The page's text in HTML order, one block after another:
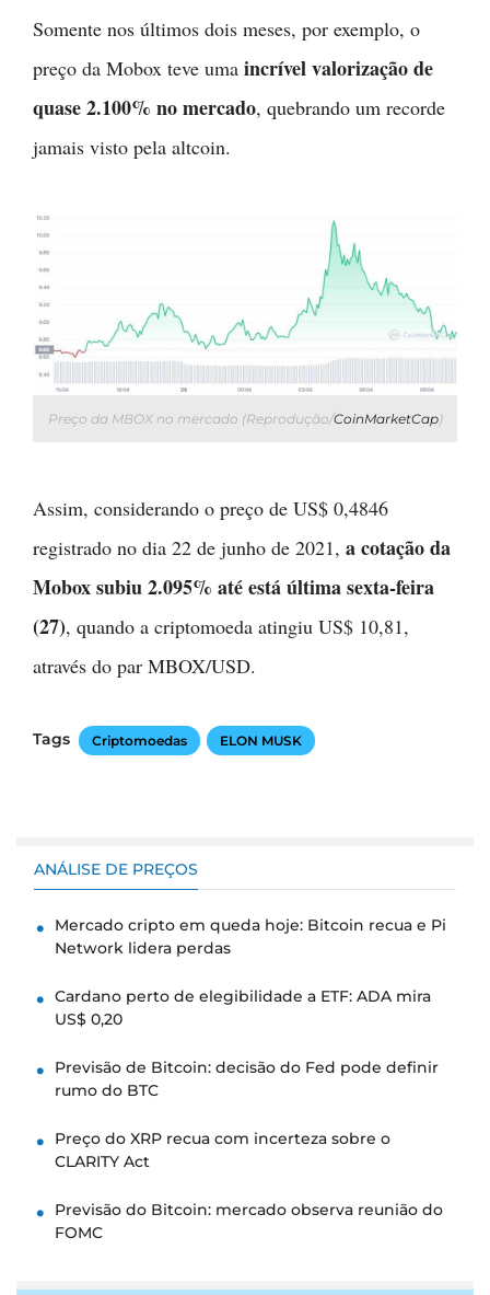
Somente nos últimos dois meses, por exemplo, o
preço da Mobox teve uma incrível valorização de
quase 2.100% no mercado, quebrando um recorde
jamais visto pela altcoin.
Preço da MBOX no mercado (Reprodução/CoinMarketCap)
Assim, considerando o preço de US$ 0,4846
registrado no dia 22 de junho de 2021, a cotação da
Mobox subiu 2.095% até está última sexta-feira
(27), quando a criptomoeda atingiu US$ 10,81,
através do par MBOX/USD.
Tags Criptomoedas ELON MUSK
ANÁLISE DE PREÇOS
Mercado cripto em queda hoje: Bitcoin recua e Pi
Network lidera perdas
Cardano perto de elegibilidade a ETF: ADA mira
US$ 0,20
Previsão de Bitcoin: decisão do Fed pode definir
rumo do BTC
Preço do XRP recua com incerteza sobre o
CLARITY Act
Previsão do Bitcoin: mercado observa reunião do
FOMC